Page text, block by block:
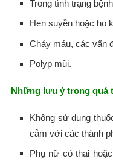
Trong tình trạng
Hen suyễn hoặc ho
Chảy máu, các vấn
Polyp mũi.
Những lưu ý trong quá
Không sử dụng
cảm với các thành
Phụ nữ có thai